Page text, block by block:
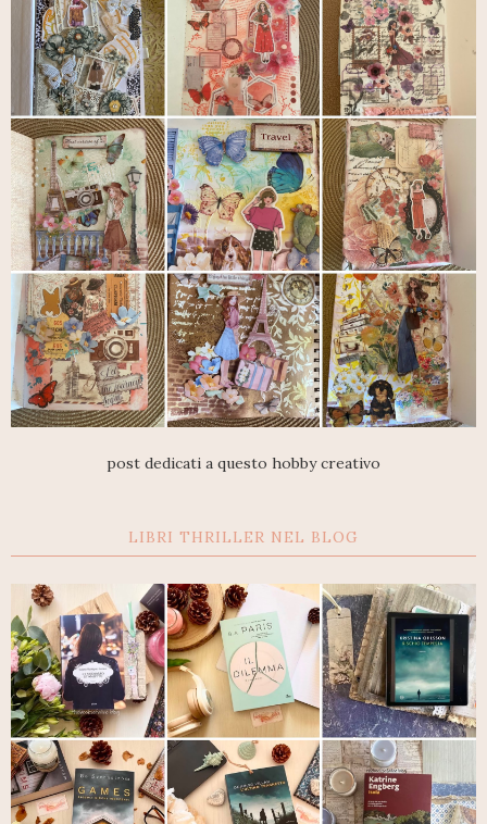
post dedicati a questo hobby creativo
LIBRI THRILLER NEL BLOG